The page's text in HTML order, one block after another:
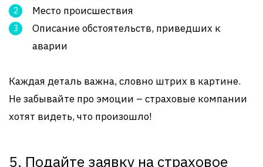
Место происшествия
Описание обстоятельств, приведших к
аварии
Каждая деталь важна, словно штрих в картине.
Не забывайте про эмоции – страховые компании
хотят видеть, что произошло!
5. Подайте заявку на страховое